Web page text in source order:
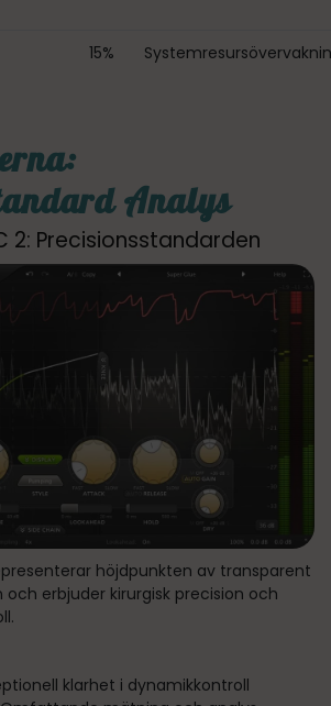
15%
Analys
2: Precisionsstandarden
höjdpunkten av transparent
och erbjuder kirurgisk precision och
klarhet i dynamikkontroll